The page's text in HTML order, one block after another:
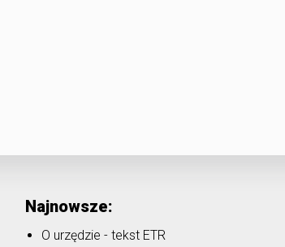
Najnowsze:
O urzędzie - tekst ETR